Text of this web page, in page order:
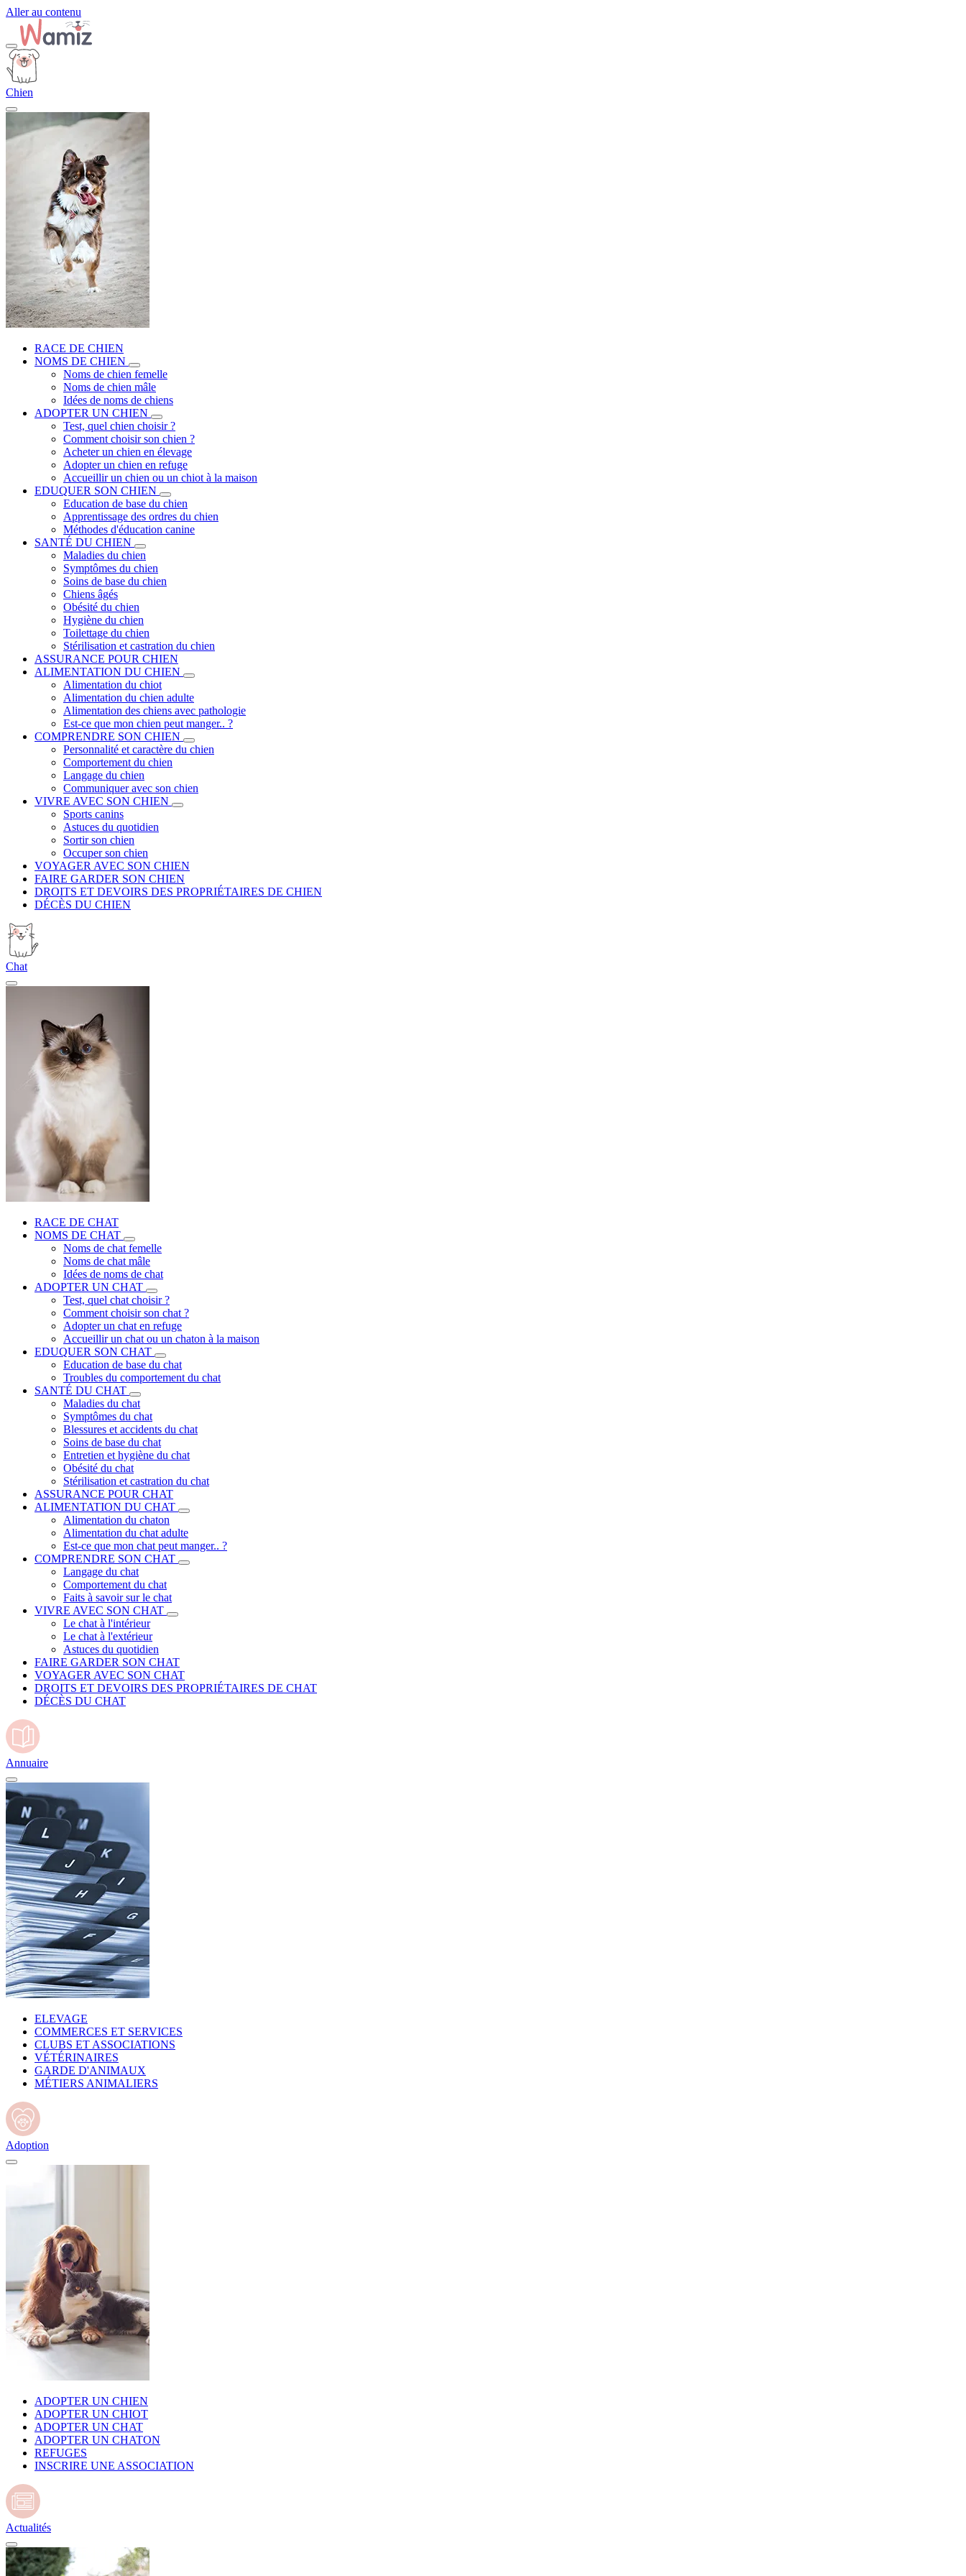
Aller au contenu
Chien
RACE DE CHIEN
NOMS DE CHIEN
Noms de chien femelle
Noms de chien mâle
Idées de noms de chiens
ADOPTER UN CHIEN
Test, quel chien choisir ?
Comment choisir son chien ?
Acheter un chien en élevage
Adopter un chien en refuge
Accueillir un chien ou un chiot à la maison
EDUQUER SON CHIEN
Education de base du chien
Apprentissage des ordres du chien
Méthodes d'éducation canine
SANTÉ DU CHIEN
Maladies du chien
Symptômes du chien
Soins de base du chien
Chiens âgés
Obésité du chien
Hygiène du chien
Toilettage du chien
Stérilisation et castration du chien
ASSURANCE POUR CHIEN
ALIMENTATION DU CHIEN
Alimentation du chiot
Alimentation du chien adulte
Alimentation des chiens avec pathologie
Est-ce que mon chien peut manger.. ?
COMPRENDRE SON CHIEN
Personnalité et caractère du chien
Comportement du chien
Langage du chien
Communiquer avec son chien
VIVRE AVEC SON CHIEN
Sports canins
Astuces du quotidien
Sortir son chien
Occuper son chien
VOYAGER AVEC SON CHIEN
FAIRE GARDER SON CHIEN
DROITS ET DEVOIRS DES PROPRIÉTAIRES DE CHIEN
DÉCÈS DU CHIEN
Chat
RACE DE CHAT
NOMS DE CHAT
Noms de chat femelle
Noms de chat mâle
Idées de noms de chat
ADOPTER UN CHAT
Test, quel chat choisir ?
Comment choisir son chat ?
Adopter un chat en refuge
Accueillir un chat ou un chaton à la maison
EDUQUER SON CHAT
Education de base du chat
Troubles du comportement du chat
SANTÉ DU CHAT
Maladies du chat
Symptômes du chat
Blessures et accidents du chat
Soins de base du chat
Entretien et hygiène du chat
Obésité du chat
Stérilisation et castration du chat
ASSURANCE POUR CHAT
ALIMENTATION DU CHAT
Alimentation du chaton
Alimentation du chat adulte
Est-ce que mon chat peut manger.. ?
COMPRENDRE SON CHAT
Langage du chat
Comportement du chat
Faits à savoir sur le chat
VIVRE AVEC SON CHAT
Le chat à l'intérieur
Le chat à l'extérieur
Astuces du quotidien
FAIRE GARDER SON CHAT
VOYAGER AVEC SON CHAT
DROITS ET DEVOIRS DES PROPRIÉTAIRES DE CHAT
DÉCÈS DU CHAT
Annuaire
ELEVAGE
COMMERCES ET SERVICES
CLUBS ET ASSOCIATIONS
VÉTÉRINAIRES
GARDE D'ANIMAUX
MÉTIERS ANIMALIERS
Adoption
ADOPTER UN CHIEN
ADOPTER UN CHIOT
ADOPTER UN CHAT
ADOPTER UN CHATON
REFUGES
INSCRIRE UNE ASSOCIATION
Actualités